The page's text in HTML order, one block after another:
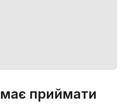
має приймати